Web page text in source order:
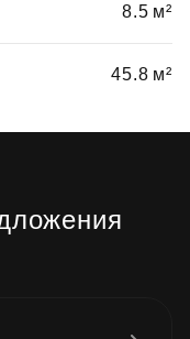
8.5 м²
45.8 м²